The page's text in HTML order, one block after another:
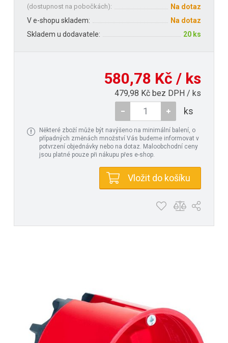
(dostupnost na pobočkách):
Na dotaz
V e-shopu skladem:
Na dotaz
Skladem u dodavatele:
20 ks
580,78 Kč / ks
479,98 Kč bez DPH / ks
ks
Některé zboží může být navýšeno na minimální balení, o
případných změnách množství Vás budeme informovat v
potvrzení objednávky nebo na dotaz. Maloobchodní ceny
jsou platné pouze při nákupu přes e-shop.
Vložit do košíku